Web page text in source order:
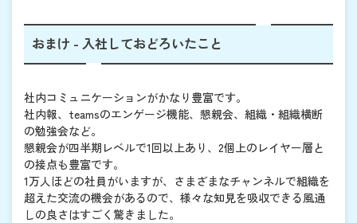
おまけ - 入社しておどろいたこと
社内コミュニケーションがかなり豊富です。
社内報、teamsのエンゲージ機能、懇親会、組織・組織横断
の勉強会など。
懇親会が四半期レベルで1回以上あり、2個上のレイヤー層と
の接点も豊富です。
1万人ほどの社員がいますが、さまざまなチャンネルで組織を
超えた交流の機会があるので、様々な知見を吸収できる風通
しの良さはすごく驚きました。